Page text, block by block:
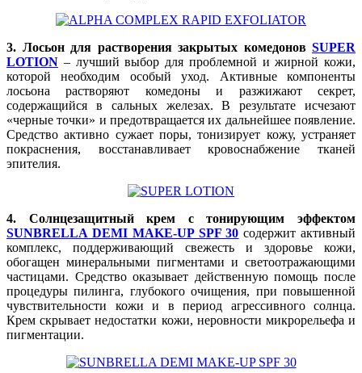
3. Лосьон для растворения закрытых комедонов SUPER
LOTION – лучший выбор для проблемной и жирной кожи,
которой необходим особый уход. Активные компоненты
лосьона растворяют комедоны и разжижают секрет,
содержащийся в сальных железах. В результате исчезают
«черные точки» и предотвращается их дальнейшее появление.
Средство активно сужает поры, тонизирует кожу, устраняет
покраснения, восстанавливает кровоснабжение тканей
эпителия.
4. Солнцезащитный крем с тонирующим эффектом
SUNBRELLA DEMI MAKE-UP SPF 30 содержит активный
комплекс, поддерживающий свежесть и здоровье кожи,
обогащен минеральными пигментами и светоотражающими
частицами. Средство оказывает действенную помощь после
процедуры пилинга, глубокого очищения, при повышенной
чувствительности кожи и в период агрессивного солнца.
Крем скрывает недостатки кожи, неровности микрорельефа и
пигментации.